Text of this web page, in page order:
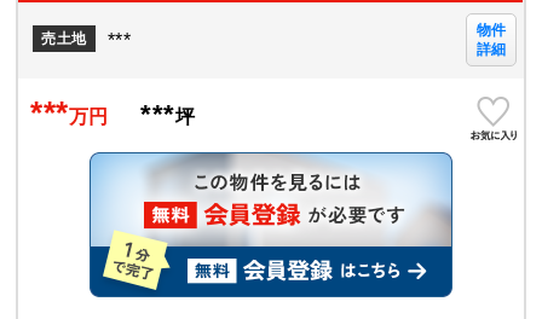
売土地 ***
物件
詳細
***万円 ***坪